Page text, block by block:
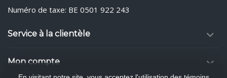
Numéro de taxe: BE 0501 922 243
Service à la clientèle
Mon compte